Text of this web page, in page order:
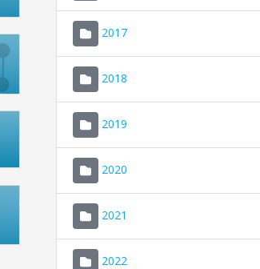
2017
2018
2019
2020
2021
2022